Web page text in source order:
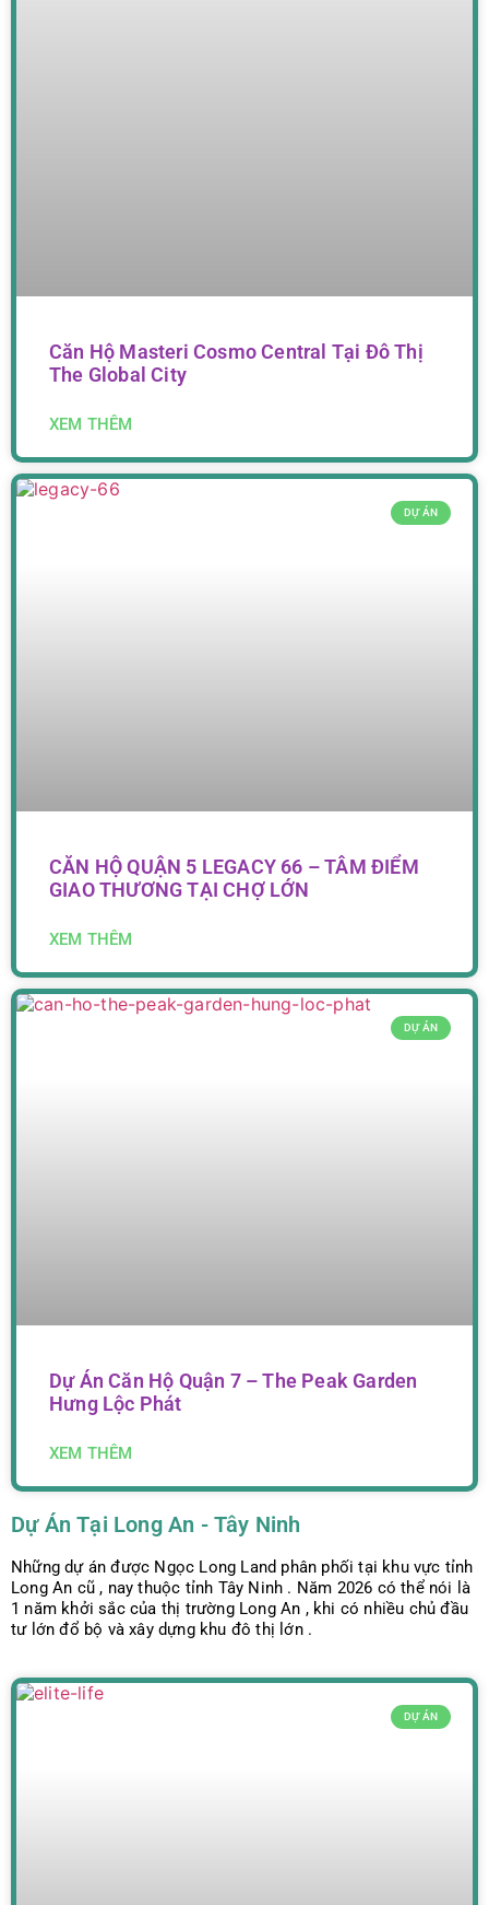
Căn Hộ Masteri Cosmo Central Tại Đô Thị
The Global City
XEM THÊM
DỰ ÁN
CĂN HỘ QUẬN 5 LEGACY 66 – TÂM ĐIỂM
GIAO THƯƠNG TẠI CHỢ LỚN
XEM THÊM
DỰ ÁN
Dự Án Căn Hộ Quận 7 – The Peak Garden
Hưng Lộc Phát
XEM THÊM
Dự Án Tại Long An - Tây Ninh
Những dự án được Ngọc Long Land phân phối tại khu vực tỉnh
Long An cũ , nay thuộc tỉnh Tây Ninh . Năm 2026 có thể nói là
1 năm khởi sắc của thị trường Long An , khi có nhiều chủ đầu
tư lớn đổ bộ và xây dựng khu đô thị lớn .
DỰ ÁN